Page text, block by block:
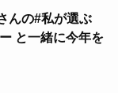
んの#私が選ぶ
と一緒に今年を